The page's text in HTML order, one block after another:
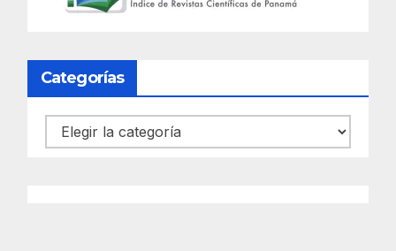
Categorías
Categorías